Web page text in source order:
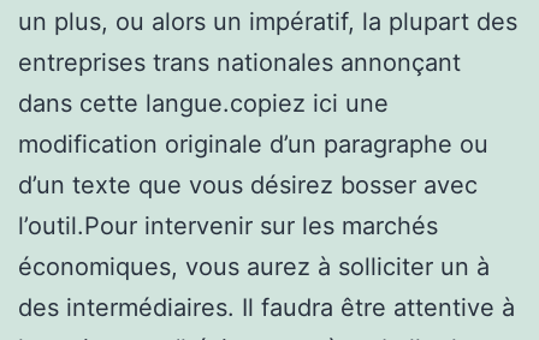
un plus, ou alors un impératif, la plupart des
entreprises trans nationales annonçant
dans cette langue.copiez ici une
modification originale d’un paragraphe ou
d’un texte que vous désirez bosser avec
l’outil.Pour intervenir sur les marchés
économiques, vous aurez à solliciter un à
des intermédiaires. Il faudra être attentive à